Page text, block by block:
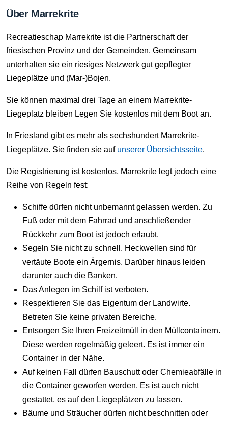
Über Marrekrite
Recreatieschap Marrekrite ist die Partnerschaft der
friesischen Provinz und der Gemeinden. Gemeinsam
unterhalten sie ein riesiges Netzwerk gut gepflegter
Liegeplätze und (Mar-)Bojen.
Sie können maximal drei Tage an einem Marrekrite-
Liegeplatz bleiben Legen Sie kostenlos mit dem Boot an.
In Friesland gibt es mehr als sechshundert Marrekrite-
Liegeplätze. Sie finden sie auf unserer Übersichtsseite.
Die Registrierung ist kostenlos, Marrekrite legt jedoch eine
Reihe von Regeln fest:
Schiffe dürfen nicht unbemannt gelassen werden. Zu
Fuß oder mit dem Fahrrad und anschließender
Rückkehr zum Boot ist jedoch erlaubt.
Segeln Sie nicht zu schnell. Heckwellen sind für
vertäute Boote ein Ärgernis. Darüber hinaus leiden
darunter auch die Banken.
Das Anlegen im Schilf ist verboten.
Respektieren Sie das Eigentum der Landwirte.
Betreten Sie keine privaten Bereiche.
Entsorgen Sie Ihren Freizeitmüll in den Müllcontainern.
Diese werden regelmäßig geleert. Es ist immer ein
Container in der Nähe.
Auf keinen Fall dürfen Bauschutt oder Chemieabfälle in
die Container geworfen werden. Es ist auch nicht
gestattet, es auf den Liegeplätzen zu lassen.
Bäume und Sträucher dürfen nicht beschnitten oder